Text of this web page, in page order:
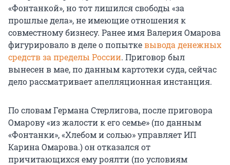
«Фонтанкой», но тот лишился свободы «за
прошлые дела», не имеющие отношения к
совместному бизнесу. Ранее имя Валерия Омарова
фигурировало в деле о попыткевывода денежных
средств за пределы России. Приговор был
вынесен в мае, по данным картотеки суда, сейчас
дело рассматривает апелляционная инстанция.
По словам Германа Стерлигова, после приговора
Омарову «из жалости к его семье» (по данным
«Фонтанки», «Хлебом и солью» управляет ИП
Карина Омарова.) он отказался от
причитающихся ему роялти (по условиям